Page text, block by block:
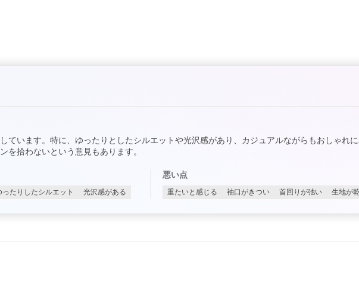
ています。特に、ゆったりとしたシルエットや光沢感があり、カジュアルながらもおしゃれ
を拾わないという意見もあります。
ったりしたシルエット 光沢感がある
悪い点
重たいと感じる 袖口がきつい 首回りが弛い 生地が